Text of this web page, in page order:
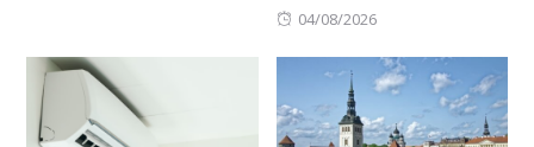
Posted
04/08/2026